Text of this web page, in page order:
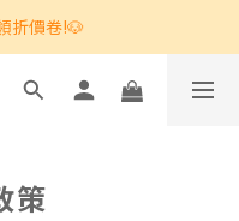
折價卷!🐶
策